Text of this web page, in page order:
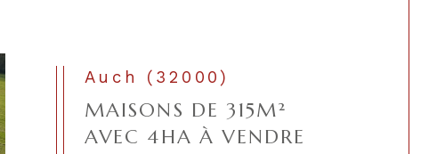
Auch (32000)
MAISONS DE 315M²
AVEC 4HA À VENDRE